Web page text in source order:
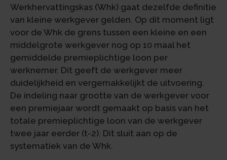
Werkhervattingskas (Whk) gaat dezelfde definitie
van kleine werkgever gelden. Op dit moment ligt
voor de Whk de grens tussen een kleine en een
middelgrote werkgever nog op 10 maal het
gemiddelde premieplichtige loon per
werknemer. Dit geeft de werkgever meer
duidelijkheid en vergemakkelijkt de uitvoering.
De indeling naar grootte van de werkgever voor
een premiejaar wordt gemaakt op basis van het
totale premieplichtige loon van de werkgever
twee jaar eerder (t-2). Dit sluit aan op de
systematiek van de Whk.